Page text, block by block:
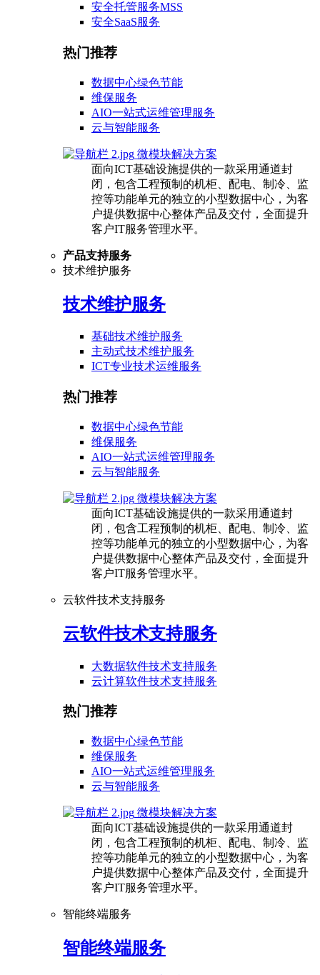
安全托管服务MSS
安全SaaS服务
热门推荐
数据中心绿色节能
维保服务
AIO一站式运维管理服务
云与智能服务
微模块解决方案
面向ICT基础设施提供的一款采用通道封
闭，包含工程预制的机柜、配电、制冷、监
控等功能单元的独立的小型数据中心，为客
户提供数据中心整体产品及交付，全面提升
客户IT服务管理水平。
产品支持服务
技术维护服务
技术维护服务
基础技术维护服务
主动式技术维护服务
ICT专业技术运维服务
热门推荐
数据中心绿色节能
维保服务
AIO一站式运维管理服务
云与智能服务
微模块解决方案
面向ICT基础设施提供的一款采用通道封
闭，包含工程预制的机柜、配电、制冷、监
控等功能单元的独立的小型数据中心，为客
户提供数据中心整体产品及交付，全面提升
客户IT服务管理水平。
云软件技术支持服务
云软件技术支持服务
大数据软件技术支持服务
云计算软件技术支持服务
热门推荐
数据中心绿色节能
维保服务
AIO一站式运维管理服务
云与智能服务
微模块解决方案
面向ICT基础设施提供的一款采用通道封
闭，包含工程预制的机柜、配电、制冷、监
控等功能单元的独立的小型数据中心，为客
户提供数据中心整体产品及交付，全面提升
客户IT服务管理水平。
智能终端服务
智能终端服务